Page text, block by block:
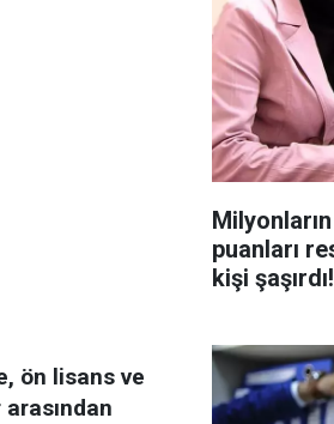
ön lisans ve
puanları
kişi şaşırdı!